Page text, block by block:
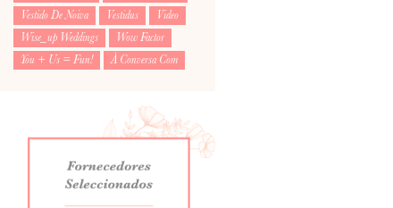
Vestido De Noiva
Vestidus
Video
Wise_up Weddings
Wow Factor
You + Us = Fun!
À Conversa Com